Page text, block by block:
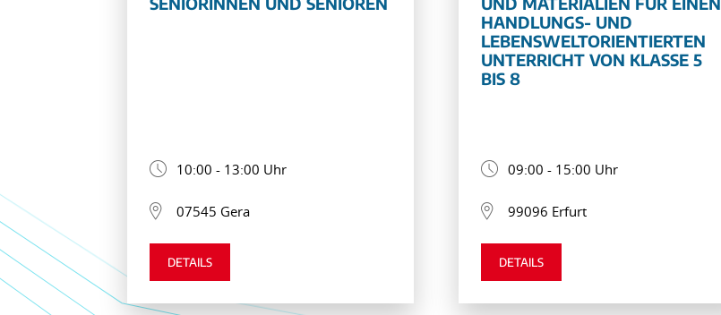
10:00 - 13:00 Uhr
07545 Gera
DETAILS
HANDLUNGS- UND
LEBENSWELTORIENTIERTEN
UNTERRICHT VON KLASSE 5
BIS 8
09:00 - 15:00 Uhr
99096 Erfurt
DETAILS